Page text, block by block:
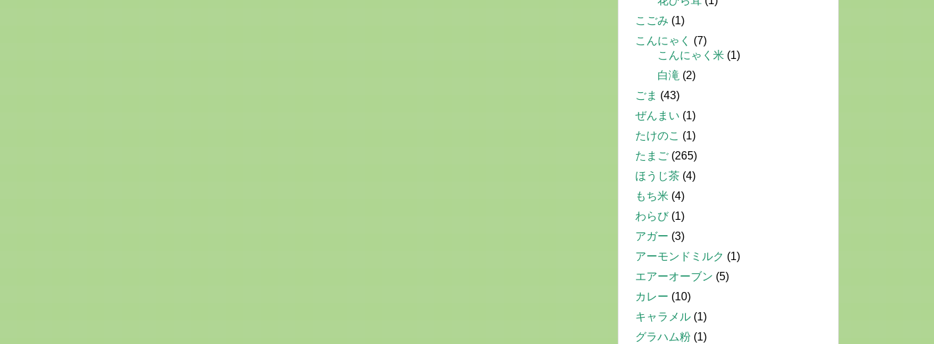
こごみ (1)
こんにゃく
(7)
こんにゃく米 (1)
白滝 (2)
ごま (43)
ぜんまい (1)
たけのこ (1)
たまご (265)
ほうじ茶 (4)
もち米 (4)
わらび(1)
アガー (3)
アーモンドミルク (1)
エアーオーブン (5)
カレー (10)
キャラメル (1)
グラハム粉 (1)